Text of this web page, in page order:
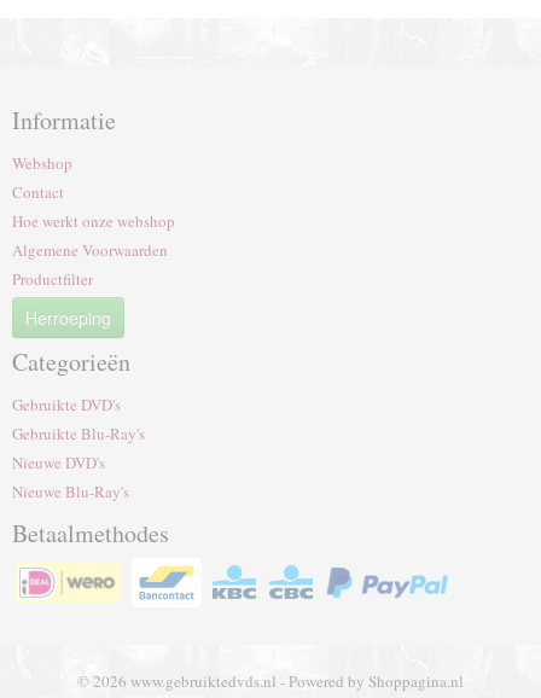
Informatie
Webshop
Contact
Hoe werkt onze webshop
Algemene Voorwaarden
Productfilter
Herroeping
Categorieën
Gebruikte DVD's
Gebruikte Blu-Ray's
Nieuwe DVD's
Nieuwe Blu-Ray's
Betaalmethodes
© 2026 www.gebruiktedvds.nl - Powered by Shoppagina.nl